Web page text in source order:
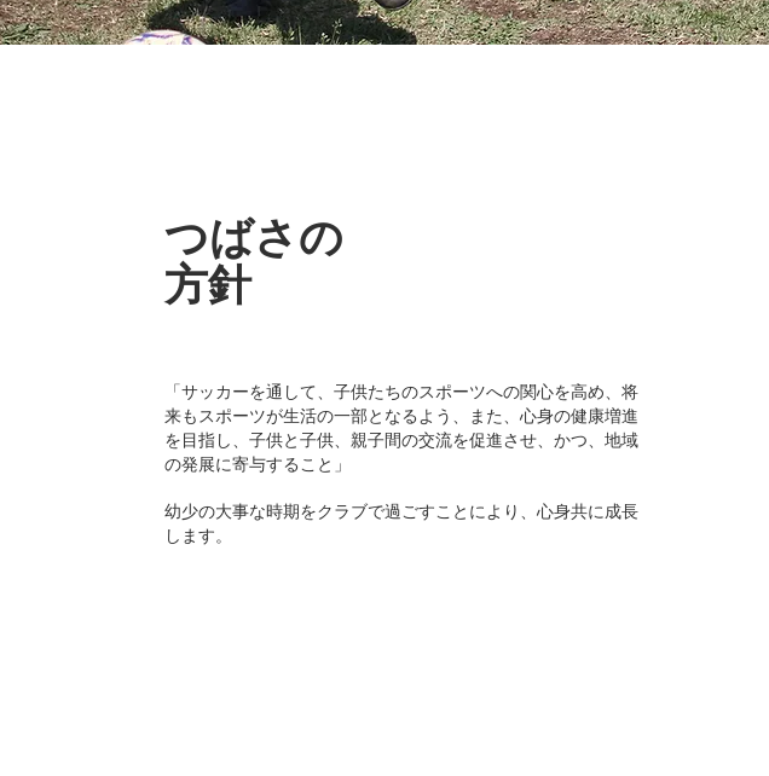
つばさの
方針
「サッカーを通して、子供たちのスポーツへの関心を高め、将
来もスポーツが生活の一部となるよう、また、心身の健康増進
を目指し、子供と子供、親子間の交流を促進させ、かつ、地域
の発展に寄与すること」
幼少の大事な時期をクラブで過ごすことにより、心身共に成長
します。